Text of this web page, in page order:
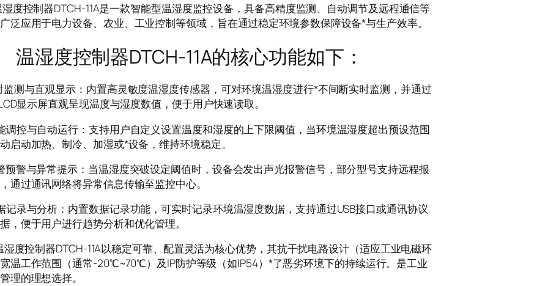
控制器DTCH-11A是一款智能型温湿度监控设备，具备高精度监测、自动调节及远程通信等
泛应用于电力设备、农业、工业控制等领域，旨在通过稳定环境参数保障设备*与生产效率。
度控制器DTCH-11A的核心功能如下：
监测与直观显示：内置高灵敏度温湿度传感器，可对环境温湿度进行*不间断实时监测，并通过
显示屏直观呈现温度与湿度数值，便于用户快速读取。
调控与自动运行：支持用户自定义设置温度和湿度的上下限阈值，当环境温湿度超出预设范围
启动加热、制冷、加湿或*设备，维持环境稳定。
预警与异常提示：当温湿度突破设定阈值时，设备会发出声光报警信号，部分型号支持远程报
通过通讯网络将异常信息传输至监控中心。
记录与分析：内置数据记录功能，可实时记录环境温湿度数据，支持通过USB接口或通讯协议
，便于用户进行趋势分析和优化管理。
控制器DTCH-11A以稳定可靠、配置灵活为核心优势，其抗干扰电路设计（适应工业电磁环
温工作范围（通常-20℃~70℃）及IP防护等级（如IP54）*了恶劣环境下的持续运行。是工业
理的理想选择。